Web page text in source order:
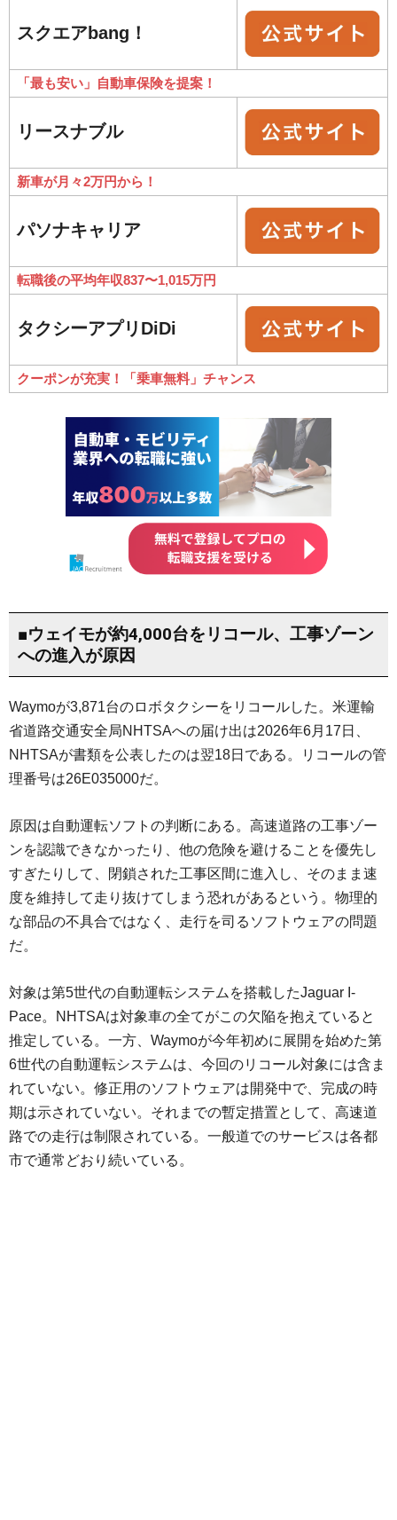
スクエアbang！
「最も安い」自動車保険を提案！
リースナブル
新車が月々2万円から！
パソナキャリア
転職後の平均年収837〜1,015万円
タクシーアプリDiDi
クーポンが充実！「乗車無料」チャンス
■ウェイモが約4,000台をリコール、工事ゾーン
への進入が原因
Waymoが3,871台のロボタクシーをリコールした。米運輸
省道路交通安全局NHTSAへの届け出は2026年6月17日、
NHTSAが書類を公表したのは翌18日である。リコールの管
理番号は26E035000だ。
原因は自動運転ソフトの判断にある。高速道路の工事ゾー
ンを認識できなかったり、他の危険を避けることを優先し
すぎたりして、閉鎖された工事区間に進入し、そのまま速
度を維持して走り抜けてしまう恐れがあるという。物理的
な部品の不具合ではなく、走行を司るソフトウェアの問題
だ。
対象は第5世代の自動運転システムを搭載したJaguar I-
Pace。NHTSAは対象車の全てがこの欠陥を抱えていると
推定している。一方、Waymoが今年初めに展開を始めた第
6世代の自動運転システムは、今回のリコール対象には含ま
れていない。修正用のソフトウェアは開発中で、完成の時
期は示されていない。それまでの暫定措置として、高速道
路での走行は制限されている。一般道でのサービスは各都
市で通常どおり続いている。